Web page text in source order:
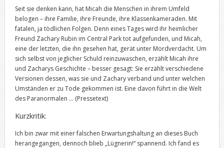
Seit sie denken kann, hat Micah die Menschen in ihrem Umfeld
belogen – ihre Familie, ihre Freunde, ihre Klassenkameraden. Mit
fatalen, ja tödlichen Folgen. Denn eines Tages wird ihr heimlicher
Freund Zachary Rubin im Central Park tot aufgefunden, und Micah,
eine der letzten, die ihn gesehen hat, gerät unter Mordverdacht. Um
sich selbst von jeglicher Schuld reinzuwaschen, erzählt Micah ihre
und Zacharys Geschichte – besser gesagt: Sie erzählt verschiedene
Versionen dessen, was sie und Zachary verband und unter welchen
Umständen er zu Tode gekommen ist. Eine davon führt in die Welt
des Paranormalen … (Pressetext)
Kurzkritik:
Ich bin zwar mit einer falschen Erwartungshaltung an dieses Buch
herangegangen, dennoch blieb „Lügnerin!“ spannend. Ich fand es